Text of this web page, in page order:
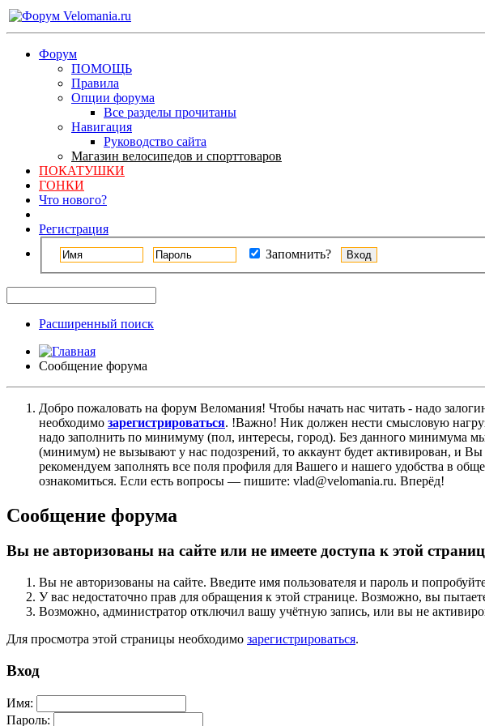
Форум
ПОМОЩЬ
Правила
Опции форума
Все разделы прочитаны
Навигация
Руководство сайта
Магазин велосипедов и спорттоваров
ПОКАТУШКИ
ГОНКИ
Что нового?
Регистрация
Запомнить?
Расширенный поиск
Сообщение форума
Добро пожаловать на форум Веломания! Чтобы начать нас читать - надо
необходимо зарегистрироваться. !Важно! Ник должен нести смысловую
надо заполнить по минимуму (пол, интересы, город). Без данного минимума
(минимум) не вызывают у нас подозрений, то аккаунт будет активирован, и
рекомендуем заполнять все поля профиля для Вашего и нашего удобства в
ознакомиться. Если есть вопросы — пишите: vlad@velomania.ru. Вперёд!
Сообщение форума
Вы не авторизованы на сайте или не имеете доступа к этой
Вы не авторизованы на сайте. Введите имя пользователя и пароль и
У вас недостаточно прав для обращения к этой странице. Возможно, вы
Возможно, администратор отключил вашу учётную запись, или вы не
Для просмотра этой страницы необходимо зарегистрироваться.
Вход
Имя:
Пароль: